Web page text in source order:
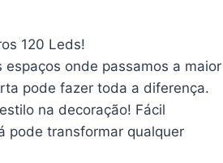
120 Leds!
onde passamos a maior
pode fazer toda a diferença.
na decoração! Fácil
pode transformar qualquer